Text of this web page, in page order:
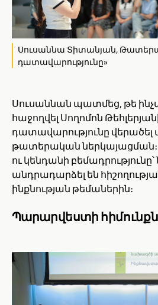
Սուսաննա Տիտանյան,
դատավարությունը»
Սուսաննան պատմեց, թե
հաջողվել Սողոմոն
դատավարությունը վերածել
թատերական ներկայացման։
ու կենդանի
անդրադարձել են
ինքնության թեմաներին։
Պարարվեստի